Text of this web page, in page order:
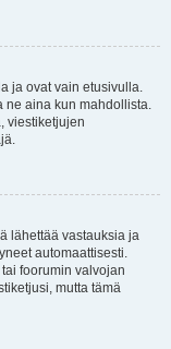
ja ovat vain etusivulla.
ne aina kun mahdollista.
viestiketjujen
lähettää vastauksia ja
automaattisesti.
foorumin valvojan
mutta tämä